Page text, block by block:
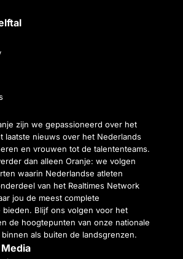
zijn we gepassioneerd over het
laatste nieuws over het Nederlands
en vrouwen tot de talententeams.
dan alleen Oranje: we volgen
waarin Nederlandse atleten
van het Realtimes Network
jou de meest complete
bieden. Blijf ons volgen voor het
de hoogtepunten van onze nationale
als buiten de landsgrenzen.